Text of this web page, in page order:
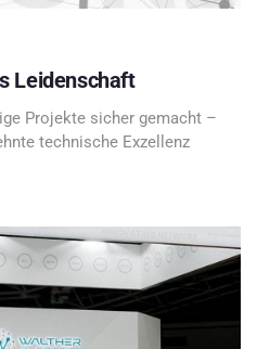
Leidenschaft
Projekte sicher gemacht –
technische Exzellenz